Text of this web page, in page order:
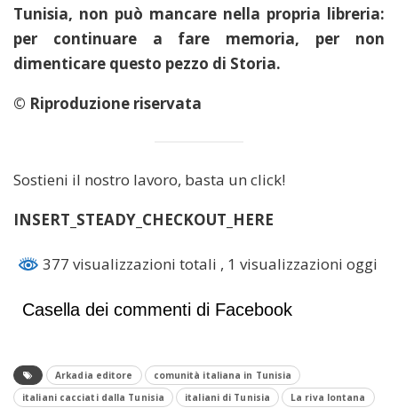
Tunisia, non può mancare nella propria libreria:
per continuare a fare memoria, per non
dimenticare questo pezzo di Storia.
© Riproduzione riservata
Sostieni il nostro lavoro, basta un click!
INSERT_STEADY_CHECKOUT_HERE
377 visualizzazioni totali , 1 visualizzazioni oggi
Casella dei commenti di Facebook
Arkadia editore
comunità italiana in Tunisia
italiani cacciati dalla Tunisia
italiani di Tunisia La riva lontana